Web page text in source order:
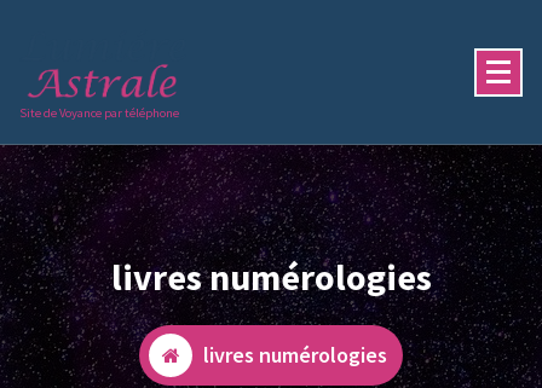
contenu
Site de Voyance par téléphone
livres numérologies
livres numérologies